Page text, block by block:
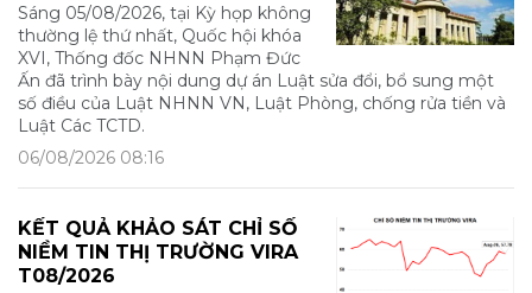
Sáng 05/08/2026, tại Kỳ họp không
thường lệ thứ nhất, Quốc hội khóa
XVI, Thống đốc NHNN Phạm Đức
Ấn đã trình bày nội dung dự án Luật sửa đổi, bổ sung một
số điều của Luật NHNN VN, Luật Phòng, chống rửa tiền và
Luật Các TCTD.
06/08/2026 08:16
KẾT QUẢ KHẢO SÁT CHỈ SỐ
NIỀM TIN THỊ TRƯỜNG VIRA
T08/2026